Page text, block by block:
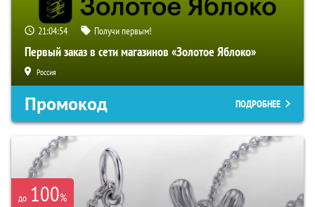
21:04:54 Получи первым!
Первый заказ в сети магазинов «Золотое Яблоко»
Россия
Промокод ПОДРОБНЕЕ
до 100%